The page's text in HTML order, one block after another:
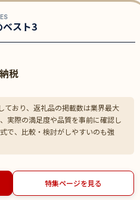
スト3
税
ており、返礼品の掲載数は業界最大
実際の満足度や品質を事前に確認し
で、比較・検討がしやすいのも強
特集ページを見る